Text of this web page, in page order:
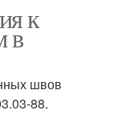
к
в
швов
88.